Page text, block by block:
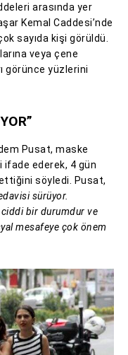
arasında yer
Kemal Caddesi’nde
sayıda kişi görüldü.
veya çene
görünce yüzlerini
Pusat, maske
ifade ederek, 4 gün
söyledi. Pusat,
sürüyor.
ciddi bir durumdur ve
mesafeye çok önem